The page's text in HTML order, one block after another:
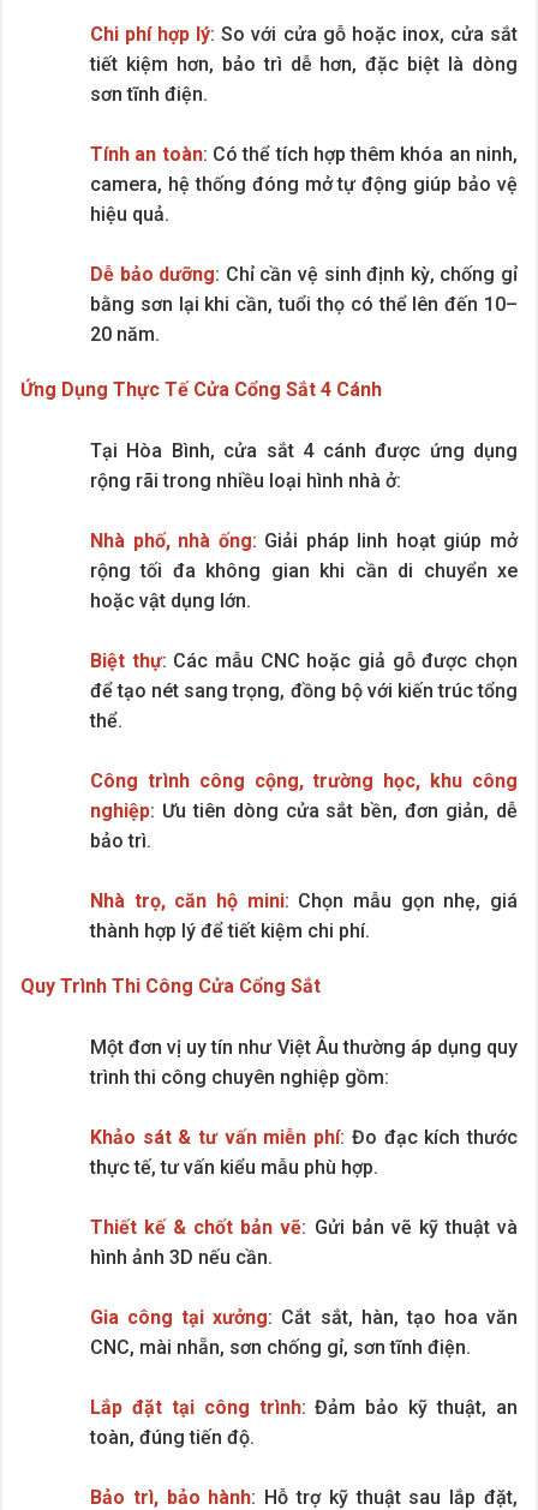
Chi phí hợp lý: So với cửa gỗ hoặc inox, cửa sắt
tiết kiệm hơn, bảo trì dễ hơn, đặc biệt là dòng
sơn tĩnh điện.
Tính an toàn: Có thể tích hợp thêm khóa an ninh,
camera, hệ thống đóng mở tự động giúp bảo vệ
hiệu quả.
Dễ bảo dưỡng: Chỉ cần vệ sinh định kỳ, chống gỉ
bằng sơn lại khi cần, tuổi thọ có thể lên đến 10–
20 năm.
Ứng Dụng Thực Tế Cửa Cổng Sắt 4 Cánh
Tại Hòa Bình, cửa sắt 4 cánh được ứng dụng
rộng rãi trong nhiều loại hình nhà ở:
Nhà phố, nhà ống: Giải pháp linh hoạt giúp mở
rộng tối đa không gian khi cần di chuyển xe
hoặc vật dụng lớn.
Biệt thự: Các mẫu CNC hoặc giả gỗ được chọn
để tạo nét sang trọng, đồng bộ với kiến trúc tổng
thể.
Công trình công cộng, trường học, khu công
nghiệp: Ưu tiên dòng cửa sắt bền, đơn giản, dễ
bảo trì.
Nhà trọ, căn hộ mini: Chọn mẫu gọn nhẹ, giá
thành hợp lý để tiết kiệm chi phí.
Quy Trình Thi Công Cửa Cổng Sắt
Một đơn vị uy tín như Việt Âu thường áp dụng quy
trình thi công chuyên nghiệp gồm:
Khảo sát & tư vấn miễn phí: Đo đạc kích thước
thực tế, tư vấn kiểu mẫu phù hợp.
Thiết kế & chốt bản vẽ: Gửi bản vẽ kỹ thuật và
hình ảnh 3D nếu cần.
Gia công tại xưởng: Cắt sắt, hàn, tạo hoa văn
CNC, mài nhẵn, sơn chống gỉ, sơn tĩnh điện.
Lắp đặt tại công trình: Đảm bảo kỹ thuật, an
toàn, đúng tiến độ.
Bảo trì, bảo hành: Hỗ trợ kỹ thuật sau lắp đặt,